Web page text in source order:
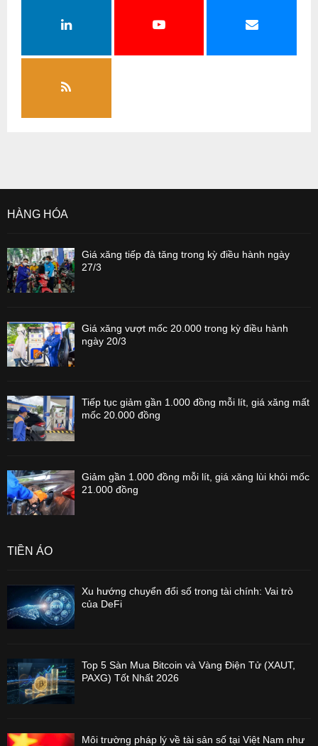
HÀNG HÓA
Giá xăng tiếp đà tăng trong kỳ điều hành ngày
27/3
Giá xăng vượt mốc 20.000 trong kỳ điều hành
ngày 20/3
Tiếp tục giảm gần 1.000 đồng mỗi lít, giá xăng mất
mốc 20.000 đồng
Giảm gần 1.000 đồng mỗi lít, giá xăng lùi khỏi mốc
21.000 đồng
TIỀN ẢO
Xu hướng chuyển đổi số trong tài chính: Vai trò
của DeFi
Top 5 Sàn Mua Bitcoin và Vàng Điện Tử (XAUT,
PAXG) Tốt Nhất 2026
Môi trường pháp lý về tài sản số tại Việt Nam như